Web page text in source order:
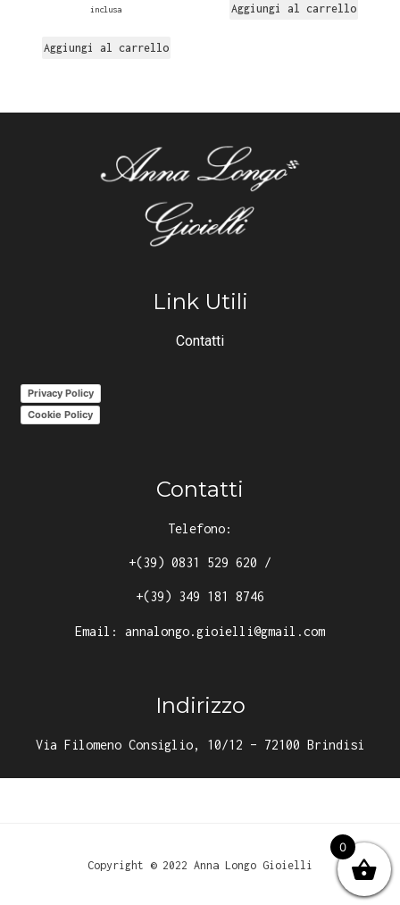
inclusa
Aggiungi al carrello
Aggiungi al carrello
Link Utili
Contatti
Privacy Policy
Cookie Policy
Contatti
Telefono:
+(39) 0831 529 620 /
+(39) 349 181 8746
Email: annalongo.gioielli@gmail.com
Indirizzo
Via Filomeno Consiglio, 10/12 – 72100 Brindisi
Copyright © 2022 Anna Longo Gioielli
0